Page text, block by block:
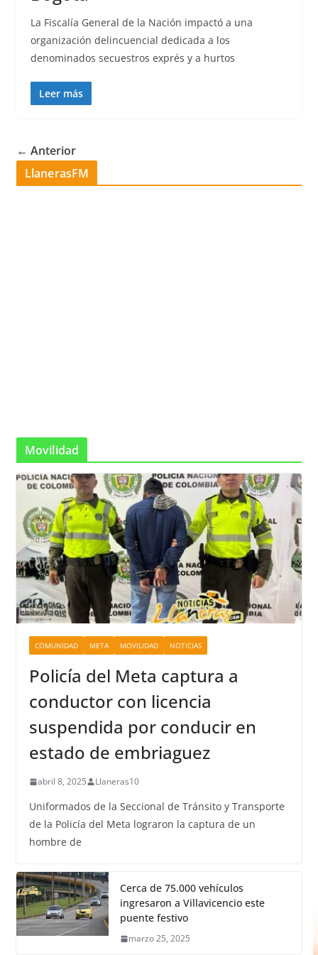
La Fiscalía General de la Nación impactó a una
organización delincuencial dedicada a los
denominados secuestros exprés y a hurtos
Leer más
← Anterior
LlanerasFM
Movilidad
COMUNIDAD META MOVILIDAD NOTICIAS
Policía del Meta captura a
conductor con licencia
suspendida por conducir en
estado de embriaguez
abril 8, 2025 Llaneras10
Uniformados de la Seccional de Tránsito y Transporte
de la Policía del Meta lograron la captura de un
hombre de
Cerca de 75.000 vehículos
ingresaron a Villavicencio este
puente festivo
marzo 25, 2025